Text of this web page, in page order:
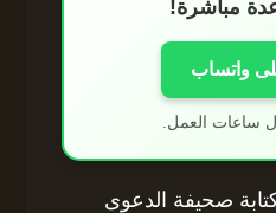
مباشرة!
واتساب
ساعات العمل.
صحيفة الدعوى